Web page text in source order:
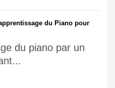
du Piano pour
du piano par un